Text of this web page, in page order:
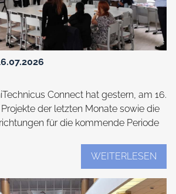
EVENT-
Connect hat gestern, am 16.
der letzten Monate sowie die
für die kommende Periode
WEITERLESEN